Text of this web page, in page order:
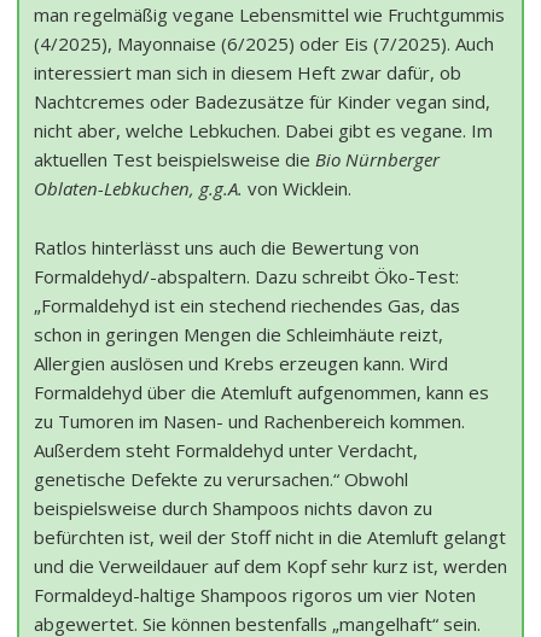
man regelmäßig vegane Lebensmittel wie Fruchtgummis
(4/2025), Mayonnaise (6/2025) oder Eis (7/2025). Auch
interessiert man sich in diesem Heft zwar dafür, ob
Nachtcremes oder Badezusätze für Kinder vegan sind,
nicht aber, welche Lebkuchen. Dabei gibt es vegane. Im
aktuellen Test beispielsweise die Bio Nürnberger
Oblaten-Lebkuchen, g.g.A. von Wicklein.
Ratlos hinterlässt uns auch die Bewertung von
Formaldehyd/-abspaltern. Dazu schreibt Öko-Test:
„Formaldehyd ist ein stechend riechendes Gas, das
schon in geringen Mengen die Schleimhäute reizt,
Allergien auslösen und Krebs erzeugen kann. Wird
Formaldehyd über die Atemluft aufgenommen, kann es
zu Tumoren im Nasen- und Rachenbereich kommen.
Außerdem steht Formaldehyd unter Verdacht,
genetische Defekte zu verursachen.“ Obwohl
beispielsweise durch Shampoos nichts davon zu
befürchten ist, weil der Stoff nicht in die Atemluft gelangt
und die Verweildauer auf dem Kopf sehr kurz ist, werden
Formaldeyd-haltige Shampoos rigoros um vier Noten
abgewertet. Sie können bestenfalls „mangelhaft“ sein.